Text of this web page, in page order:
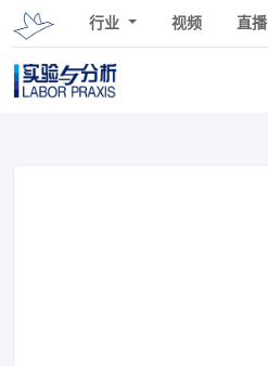
行业 视频 直播